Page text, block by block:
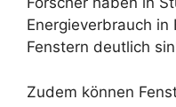
Energieverbrauch
Fenstern deutlich
Zudem können